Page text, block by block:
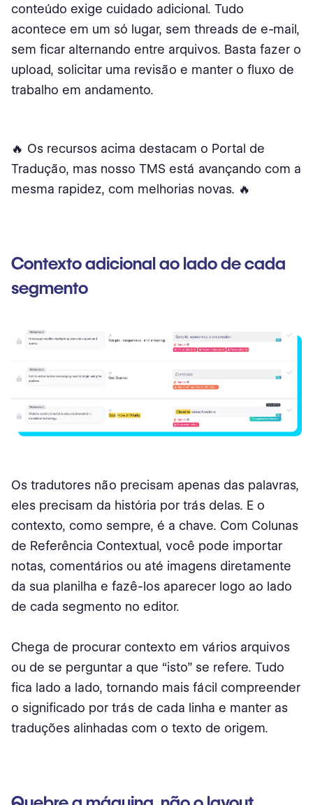
conteúdo exige cuidado adicional. Tudo
acontece em um só lugar, sem threads de e-mail,
sem ficar alternando entre arquivos. Basta fazer o
upload, solicitar uma revisão e manter o fluxo de
trabalho em andamento.
🔥 Os recursos acima destacam o Portal de
Tradução, mas nosso TMS está avançando com a
mesma rapidez, com melhorias novas. 🔥
Contexto adicional ao lado de cada
segmento
Os tradutores não precisam apenas das palavras,
eles precisam da história por trás delas. E o
contexto, como sempre, é a chave. Com Colunas
de Referência Contextual, você pode importar
notas, comentários ou até imagens diretamente
da sua planilha e fazê-los aparecer logo ao lado
de cada segmento no editor.
Chega de procurar contexto em vários arquivos
ou de se perguntar a que “isto” se refere. Tudo
fica lado a lado, tornando mais fácil compreender
o significado por trás de cada linha e manter as
traduções alinhadas com o texto de origem.